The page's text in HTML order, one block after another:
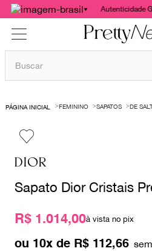
Autenticidade
Buscar
FEMININO SAPATOS DE
DIOR
Sapato Dior Cristais
R$ 1.014,00à vista no pix
ou 10x de R$ 112,66
1º
bolsas
cris barros
chanel
gucci
valentino
paula raia